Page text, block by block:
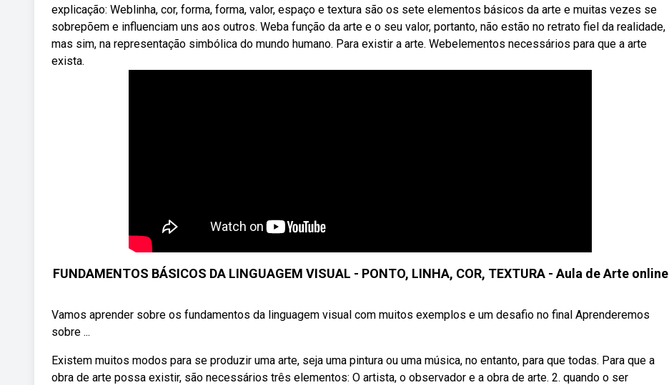
explicação: Weblinha, cor, forma, forma, valor, espaço e textura são os sete elementos básicos da arte e muitas vezes se
sobrepõem e influenciam uns aos outros. Weba função da arte e o seu valor, portanto, não estão no retrato fiel da realidade,
mas sim, na representação simbólica do mundo humano. Para existir a arte. Webelementos necessários para que a arte
exista.
FUNDAMENTOS BÁSICOS DA LINGUAGEM VISUAL - PONTO, LINHA, COR, TEXTURA - Aula de Arte online
Vamos aprender sobre os fundamentos da linguagem visual com muitos exemplos e um desafio no final Aprenderemos
sobre ...
Existem muitos modos para se produzir uma arte, seja uma pintura ou uma música, no entanto, para que todas. Para que a
obra de arte possa existir, são necessários três elementos: O artista, o observador e a obra de arte. 2. quando o ser